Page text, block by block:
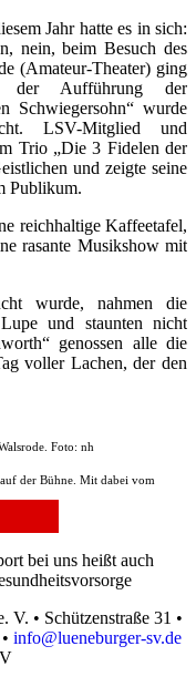
Jahr hatte es in sich:
nein, beim Besuch des
(Amateur-Theater) ging
der Aufführung der
Schwiegersohn“ wurde
LSV-Mitglied und
Trio „Die 3 Fidelen der
und zeigte seine
Publikum.
reichhaltige Kaffeetafel,
rasante Musikshow mit
wurde, nahmen die
und staunten nicht
genossen alle die
voller Lachen, der den
Foto: nh
der Bühne. Mit dabei vom
bei uns heißt auch
• Schützenstraße 31 •
info@lueneburger-sv.de